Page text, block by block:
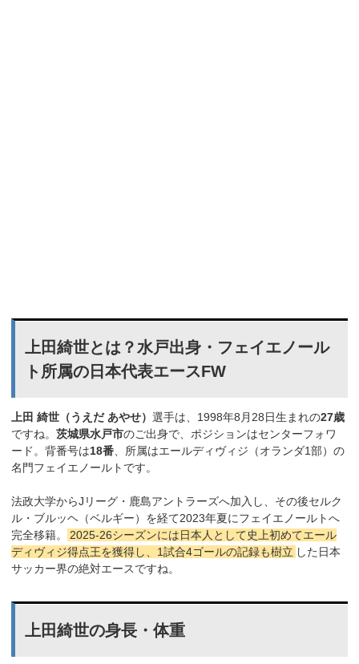
上田綺世とは？水戸出身・フェイエノール
ト所属の日本代表エースFW
上田 綺世（うえだ あやせ）選手は、1998年8月28日生まれの27歳
ですね。茨城県水戸市のご出身で、ポジションはセンターフォワ
ード。背番号は18番、所属はエールディヴィジ（オランダ1部）の
名門フェイエノールトです。
法政大学からJリーグ・鹿島アントラーズへ加入し、その後セルク
ル・ブルッヘ（ベルギー）を経て2023年夏にフェイエノールトへ
完全移籍。
2025-26シーズンには日本人として史上初めてエール
ディヴィジ得点王を獲得し、1試合4ゴールの記録も樹立 した日本
サッカー界の絶対エースですね。
上田綺世の身長・体重